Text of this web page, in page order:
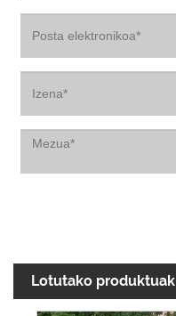
Lotutako produktuak